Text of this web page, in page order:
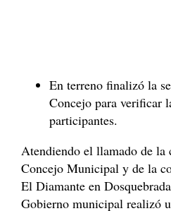
En terreno finalizó la
Concejo para verificar
participantes.
Atendiendo el llamado de la
Concejo Municipal y de la
El Diamante en
Gobierno municipal realizó